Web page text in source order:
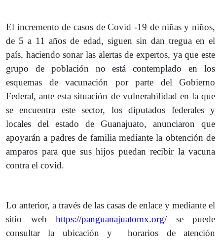
El incremento de casos de Covid -19 de niñas y niños,
de 5 a 11 años de edad, siguen sin dan tregua en el
país, haciendo sonar las alertas de expertos, ya que este
grupo de población no está contemplado en los
esquemas de vacunación por parte del Gobierno
Federal, ante esta situación de vulnerabilidad en la que
se encuentra este sector, los diputados federales y
locales del estado de Guanajuato, anunciaron que
apoyarán a padres de familia mediante la obtención de
amparos para que sus hijos puedan recibir la vacuna
contra el covid.
Lo anterior, a través de las casas de enlace y mediante el
sitio web https://panguanajuatomx.org/se puede
consultar la ubicación y horarios de atención